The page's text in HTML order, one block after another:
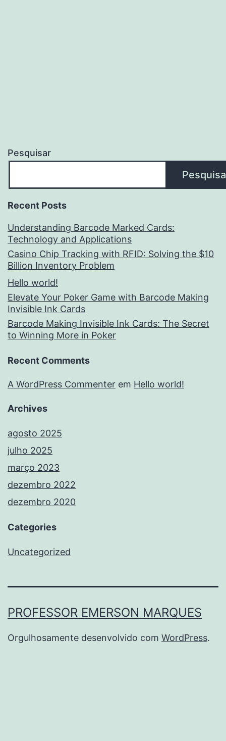
Pesquisar
Recent Posts
Understanding Barcode Marked Cards:
Technology and Applications
Casino Chip Tracking with RFID: Solving the $10
Billion Inventory Problem
Hello world!
Elevate Your Poker Game with Barcode Making
Invisible Ink Cards
Barcode Making Invisible Ink Cards: The Secret
to Winning More in Poker
Recent Comments
A WordPress Commenter em Hello world!
Archives
agosto 2025
julho 2025
março 2023
dezembro 2022
dezembro 2020
Categories
Uncategorized
PROFESSOR EMERSON MARQUES
Orgulhosamente desenvolvido com WordPress.